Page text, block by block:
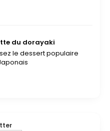
du dorayaki
le dessert populaire